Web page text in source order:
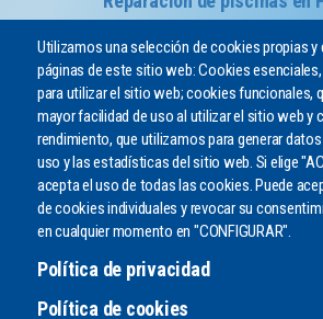
Utilizamos una selección de cookies propias y
páginas de este sitio web: Cookies
para utilizar el sitio web; cookies funcionales,
mayor facilidad de uso al utilizar el sitio web y
rendimiento, que utilizamos para generar
uso y las estadísticas del sitio web. Si elige
acepta el uso de todas las cookies. Puede
de cookies individuales y revocar su
en cualquier momento en "CONFIGURAR".
Política de privacidad
Política de cookies
¿PODEMOS AYUDARLE?
Envíenos un mensaje o llámenos por
CONTACTO